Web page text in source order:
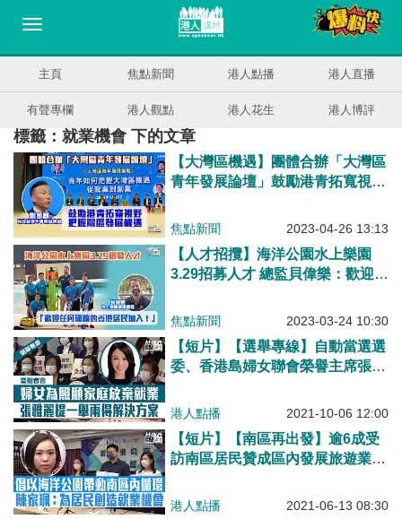
主頁 焦點新聞 港人點播 港人直播
有聲專欄 港人觀點 港人花生 港人博評
標籤：就業機會 下的文章
【大灣區機遇】團體合辦「大灣區
青年發展論壇」鼓勵港青拓寬視
焦點新聞 2023-04-26 13:13
【人才招攬】海洋公園水上樂園
3.29招募人才 總監貝偉樂：歡迎任
焦點新聞 2023-03-24 10:30
【短片】【選舉專線】自動當選選
委、香港島婦女聯會榮譽主席張雅
區褓姆」釋放年輕婦女勞動力、為
港人點播 2021-10-06 12:00
【短片】【南區再出發】逾6成受
訪南區居民贊成區內發展旅遊業
應正面、倡以海洋公園帶動南區內
港人點播 2021-06-13 08:30